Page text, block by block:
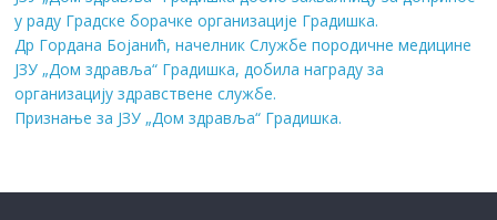
у раду Градске борачке организације Градишка.
Др Гордана Бојанић, начелник Службе породичне медицине
ЈЗУ „Дом здравља“ Градишка, добила награду за
организацију здравствене службе.
Признање за ЈЗУ „Дом здравља“ Градишка.